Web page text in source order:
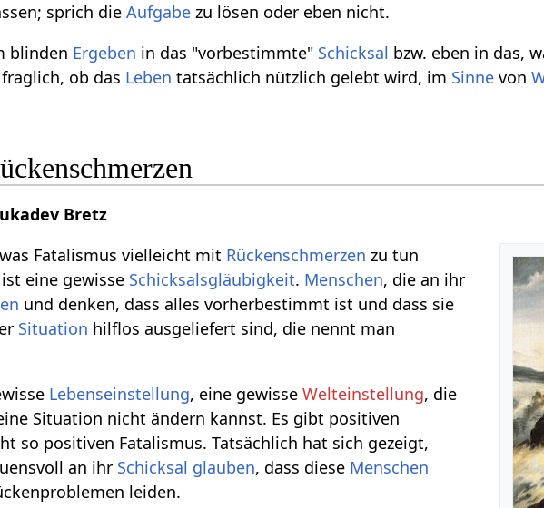
sprich dieAufgabe zu lösen oder eben nicht.
blinden Ergeben in das "vorbestimmte" Schicksal bzw. eben in das,
ob das Leben tatsächlich nützlich gelebt wird, im Sinne von
Bretz
Fatalismus vielleicht mit Rückenschmerzen zu tun
eine gewisse Schicksalsgläubigkeit. Menschen, die an ihr
und denken, dass alles vorherbestimmt ist und dass sie
Situation hilflos ausgeliefert sind, die nennt man
Lebenseinstellung, eine gewisseWelteinstellung, die
Situation nicht ändern kannst. Es gibt positiven
so positiven Fatalismus. Tatsächlich hat sich gezeigt,
an ihr Schicksal glauben, dass diese Menschen
leiden.